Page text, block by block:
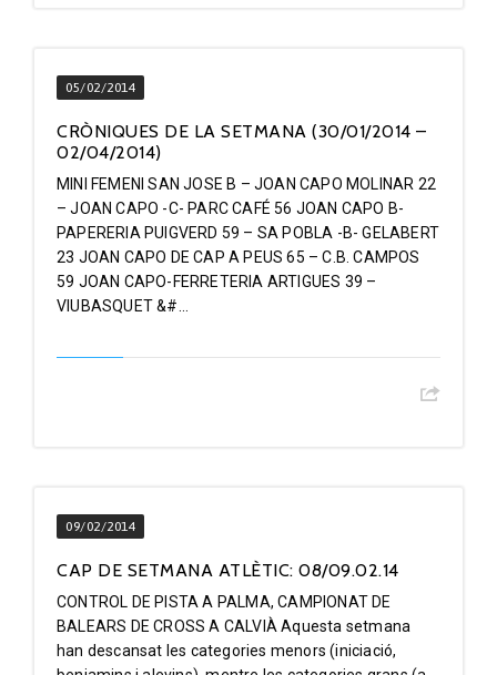
05/02/2014
CRÒNIQUES DE LA SETMANA (30/01/2014 –
02/04/2014)
MINI FEMENI SAN JOSE B – JOAN CAPO MOLINAR 22
– JOAN CAPO -C- PARC CAFÉ 56 JOAN CAPO B-
PAPERERIA PUIGVERD 59 – SA POBLA -B- GELABERT
23 JOAN CAPO DE CAP A PEUS 65 – C.B. CAMPOS
59 JOAN CAPO-FERRETERIA ARTIGUES 39 –
VIUBASQUET &#...
09/02/2014
CAP DE SETMANA ATLÈTIC: 08/09.02.14
CONTROL DE PISTA A PALMA, CAMPIONAT DE
BALEARS DE CROSS A CALVIÀ Aquesta setmana
han descansat les categories menors (iniciació,